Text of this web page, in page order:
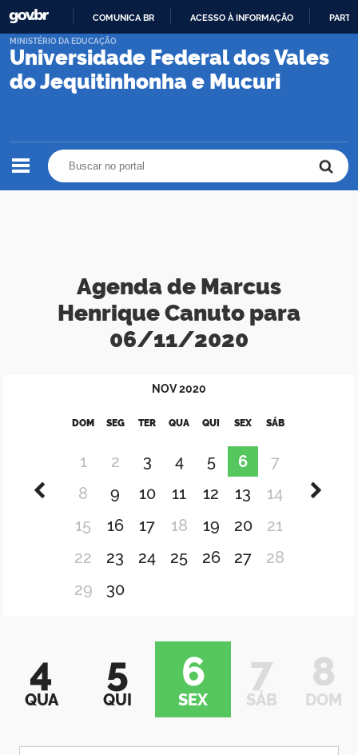
PARA
CONTEÚDO
COMUNICA BR ACESSO À INFORMAÇÃO
Universidade Federal dos Vales
do Jequitinhonha e Mucuri
MINISTÉRIO DA EDUCAÇÃO
Agenda de Marcus
Henrique Canuto para
06/11/2020
NOV2020
DOM SEG TER QUA QUI SEX SÁB
1 2 3 4 5 6
7
8
9 10 11 12 13
14
15
16 17 18 19 20
21
22
23 24 25 26 27
28
29
30
4
QUA
5
QUI
6
SEX
7
SÁB
8
DOM